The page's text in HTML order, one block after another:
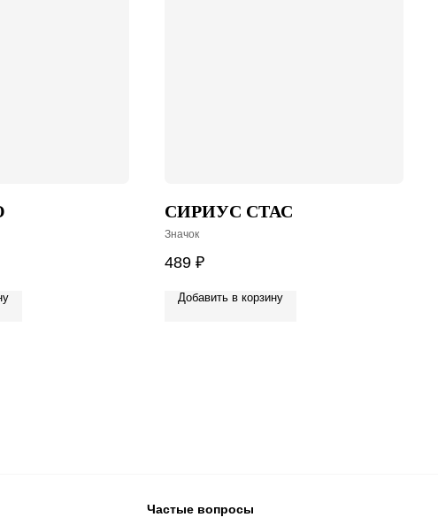
СИРИУС СТАС
Значок
489 ₽
Добавить в корзину
Частые вопросы